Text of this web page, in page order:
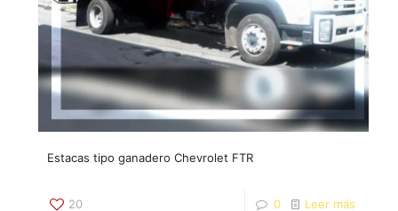
Estacas tipo ganadero Chevrolet FTR
20 0 Leer más